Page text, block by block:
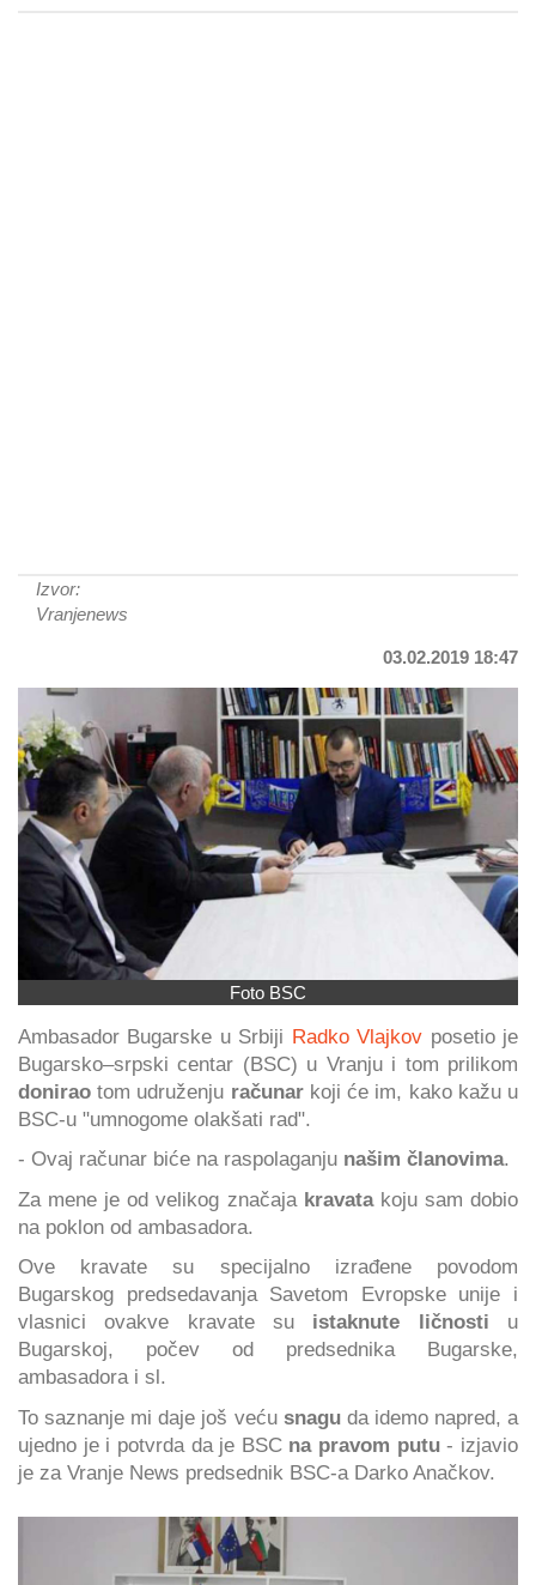
Izvor:
Vranjenews
03.02.2019 18:47
Foto BSC
Ambasador Bugarske u Srbiji Radko Vlajkov posetio je
Bugarsko–srpski centar (BSC) u Vranju i tom prilikom
donirao tom udruženju računarkoji će im, kako kažu u
BSC-u "umnogome olakšati rad".
- Ovaj računar biće na raspolaganju našim članovima.
Za mene je od velikog značajakravatakoju sam dobio
na poklon od ambasadora.
Ove kravate su specijalno izrađene povodom
Bugarskog predsedavanja Savetom Evropske unije i
vlasnici ovakve kravate su istaknute ličnosti u
Bugarskoj, počev od predsednika Bugarske,
ambasadora i sl.
To saznanje mi daje još veću snaguda idemo napred, a
ujedno je i potvrda da je BSC na pravom putu- izjavio
je za Vranje News predsednik BSC-a Darko Anačkov.